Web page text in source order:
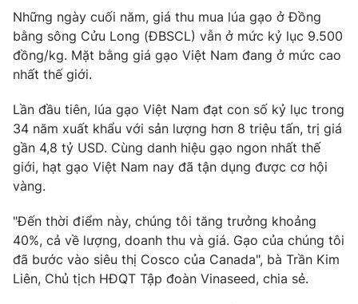
VTV9 VTV8
THỜI BÁO VTV
Theo dõi báo trên
Cơ quan chủ quản:Đài Truyền hình Việt Nam
Những ngày cuối năm, giá thu mua lúa gạo ở Đồng
bằng sông Cửu Long (ĐBSCL) vẫn ở mức kỷ lục 9.500
đồng/kg. Mặt bằng giá gạo Việt Nam đang ở mức cao
nhất thế giới.
Lần đầu tiên, lúa gạo Việt Nam đạt con số kỷ lục trong
34 năm xuất khẩu với sản lượng hơn 8 triệu tấn, trị giá
gần 4,8 tỷ USD. Cùng danh hiệu gạo ngon nhất thế
giới, hạt gạo Việt Nam nay đã tận dụng được cơ hội
vàng.
"Đến thời điểm này, chúng tôi tăng trưởng khoảng
40%, cả về lượng, doanh thu và giá. Gạo của chúng tôi
đã bước vào siêu thị Cosco của Canada", bà Trần Kim
Liên, Chủ tịch HĐQT Tập đoàn Vinaseed, chia sẻ.